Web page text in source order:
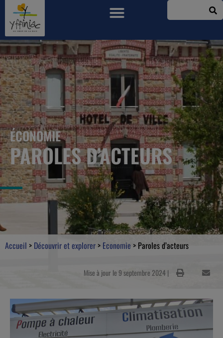
ÉCONOMIE
PAROLES D’ACTEURS
Accueil > Découvrir et explorer > Economie > Paroles d’acteurs
Mise à jour le 9 septembre 2024 |